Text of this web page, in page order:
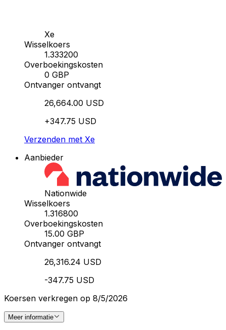
Xe
Wisselkoers
1.333200
Overboekingskosten
0 GBP
Ontvanger ontvangt
26,664.00 USD
+347.75 USD
Verzenden met Xe
Aanbieder
Nationwide
Wisselkoers
1.316800
Overboekingskosten
15.00 GBP
Ontvanger ontvangt
26,316.24 USD
-347.75 USD
Koersen verkregen op 8/5/2026
Meer informatie